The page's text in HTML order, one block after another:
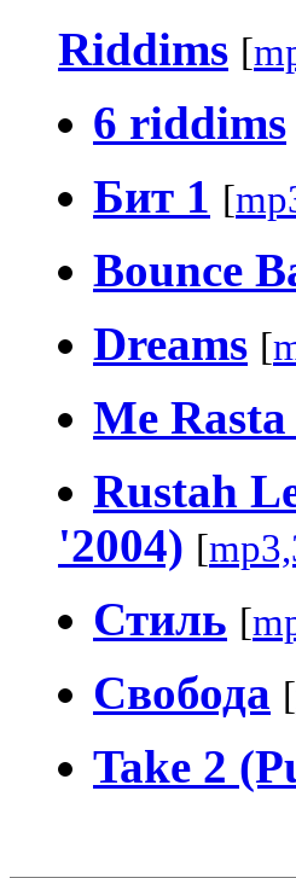
Riddims [
6 riddims
Бит 1 [
Bounce
Dreams [
Me
Rustah
'2004) [
Стиль [
Свобода [
Take 2